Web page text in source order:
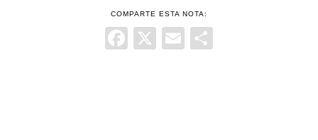
COMPARTE ESTA NOTA:
Facebook
X Email